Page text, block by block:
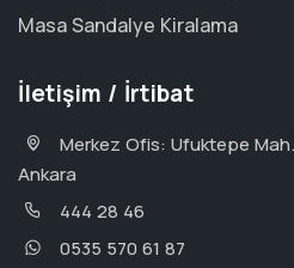
Masa Sandalye Kiralama
İletişim / İrtibat
Merkez Ofis: Ufuktepe
Ankara
444 28 46
0535 570 61 87